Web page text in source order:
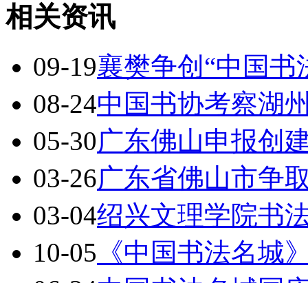
相关资讯
09-19襄樊争创“中国书
08-24中国书协考察湖
05-30广东佛山申报创
03-26广东省佛山市争
03-04绍兴文理学院书
10-05 《中国书法名城